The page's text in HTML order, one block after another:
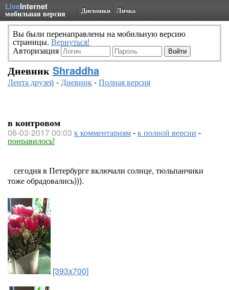
LiveInternet
мобильная версия Дневники Личка
Вы были перенаправлены на мобильную версию
страницы. Вернуться!
Авторизация
Дневник Shraddha
Лента друзей -Дневник-Полная версия
в контровом
06-03-2017 00:03 к комментариям-к полной версии -
понравилось!
сегодня в Петербурге включали солнце, тюльпанчики
тоже обрадовались))).
[393x700]